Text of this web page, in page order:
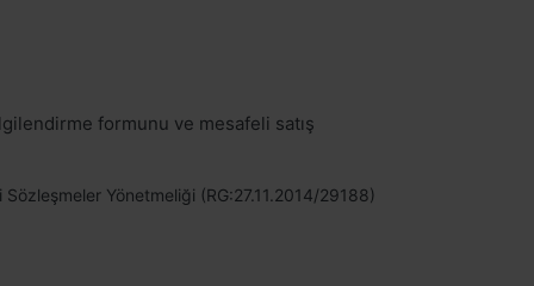
formunu ve mesafeli satış
Sözleşmeler Yönetmeliği (RG:27.11.2014/29188)
Hepsini kabul et